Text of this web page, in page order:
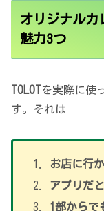
オリジナルカ
魅力3つ
TOLOTを実際に使
す。それは
お店に行
アプリだ
1部からで